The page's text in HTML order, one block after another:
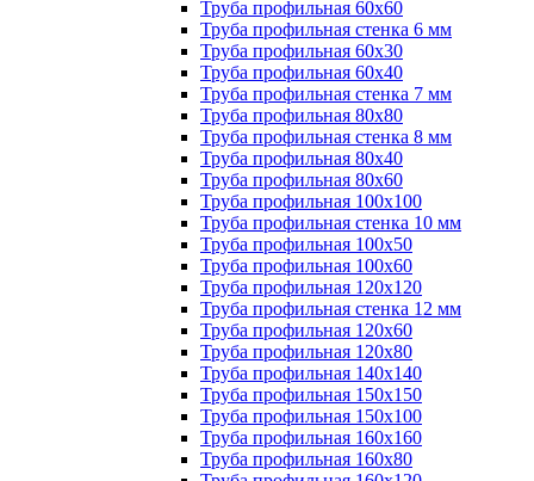
Труба профильная 60х60
Труба профильная стенка 6 мм
Труба профильная 60х30
Труба профильная 60х40
Труба профильная стенка 7 мм
Труба профильная 80х80
Труба профильная стенка 8 мм
Труба профильная 80х40
Труба профильная 80х60
Труба профильная 100х100
Труба профильная стенка 10 мм
Труба профильная 100х50
Труба профильная 100х60
Труба профильная 120х120
Труба профильная стенка 12 мм
Труба профильная 120х60
Труба профильная 120х80
Труба профильная 140х140
Труба профильная 150х150
Труба профильная 150х100
Труба профильная 160х160
Труба профильная 160х80